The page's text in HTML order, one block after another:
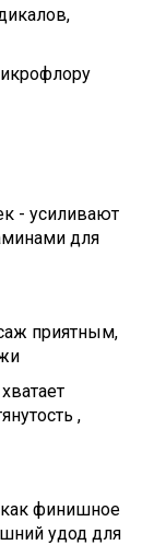
- усиливают
для
приятным,
,
финишное
удод для